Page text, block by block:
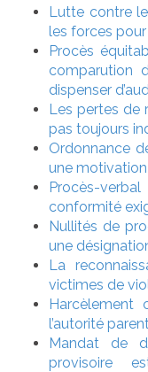
Lutte contre
les forces
Procès
comparution
dispenser
Les pertes de
pas toujours
Ordonnance
une
Procès-
conformité
Nullités de
une
La
victimes de
Harcèlement
l’autorité
Mandat de
provisoire